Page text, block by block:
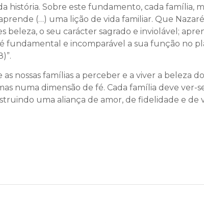
história. Sobre este fundamento, cada família,
(…) uma lição de vida familiar. Que
beleza, o seu carácter sagrado e inviolável;
fundamental e incomparável a sua função no
nossas famílias a perceber e a viver a beleza
numa dimensão de fé. Cada família deve
uma aliança de amor, de fidelidade e